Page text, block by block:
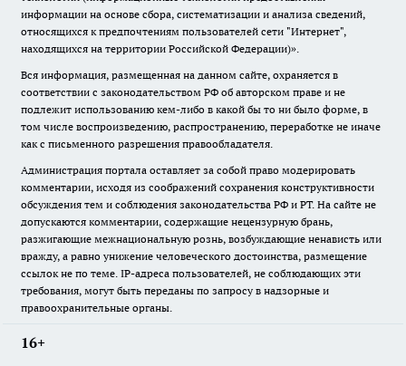
информации на основе сбора, систематизации и анализа сведений,
относящихся к предпочтениям пользователей сети "Интернет",
находящихся на территории Российской Федерации)».
Вся информация, размещенная на данном сайте, охраняется в
соответствии с законодательством РФ об авторском праве и не
подлежит использованию кем-либо в какой бы то ни было форме, в
том числе воспроизведению, распространению, переработке не иначе
как с письменного разрешения правообладателя.
Администрация портала оставляет за собой право модерировать
комментарии, исходя из соображений сохранения конструктивности
обсуждения тем и соблюдения законодательства РФ и РТ. На сайте не
допускаются комментарии, содержащие нецензурную брань,
разжигающие межнациональную рознь, возбуждающие ненависть или
вражду, а равно унижение человеческого достоинства, размещение
ссылок не по теме. IP-адреса пользователей, не соблюдающих эти
требования, могут быть переданы по запросу в надзорные и
правоохранительные органы.
16+